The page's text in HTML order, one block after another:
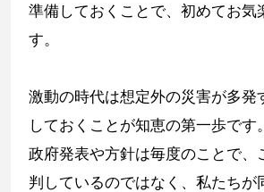
準備しておくことで、初めてお気
す。
激動の時代は想定外の災害が多発
しておくことが知恵の第一歩です
政府発表や方針は毎度のことで、
判しているのではなく、私たちが